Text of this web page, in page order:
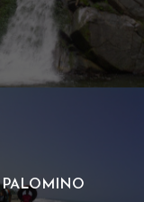
PALOMINO